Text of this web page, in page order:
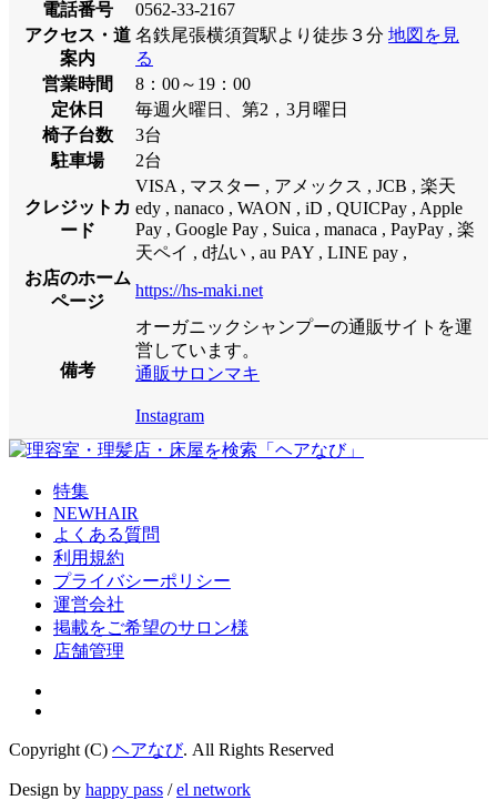
電話番号
0562-33-2167
アクセス・道
案内
名鉄尾張横須賀駅より徒歩３分 地図を見
る
営業時間
8：00～19：00
定休日
毎週火曜日、第2，3月曜日
椅子台数
3台
駐車場
2台
クレジットカ
ード
VISA , マスター , アメックス , JCB , 楽天
edy , nanaco , WAON , iD , QUICPay , Apple
Pay , Google Pay , Suica , manaca , PayPay , 楽
天ペイ , d払い , au PAY , LINE pay ,
お店のホーム
ページ
https://hs-maki.net
備考
オーガニックシャンプーの通販サイトを運
営しています。
通販サロンマキ
Instagram
特集
NEWHAIR
よくある質問
利用規約
プライバシーポリシー
運営会社
掲載をご希望のサロン様
店舗管理
Copyright (C) ヘアなび. All Rights Reserved
Design by happy pass /el network